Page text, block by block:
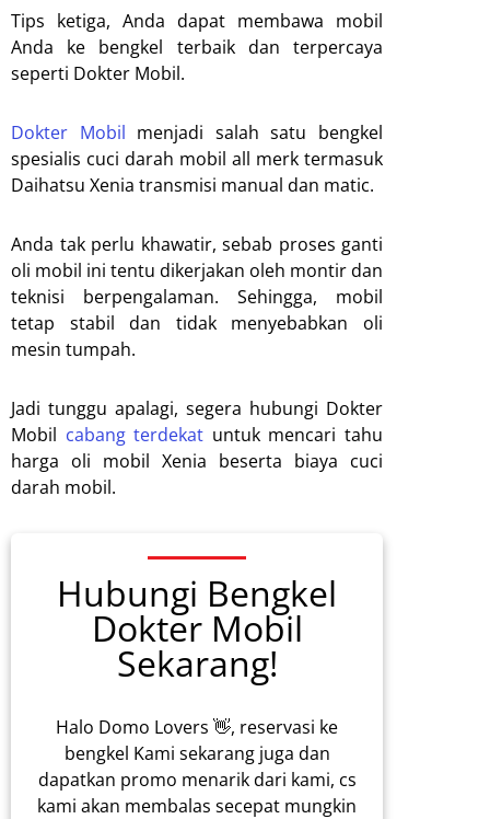
Tips ketiga, Anda dapat membawa mobil
Anda ke bengkel terbaik dan terpercaya
seperti Dokter Mobil.
Dokter Mobil menjadi salah satu bengkel
spesialis cuci darah mobil all merk termasuk
Daihatsu Xenia transmisi manual dan matic.
Anda tak perlu khawatir, sebab proses ganti
oli mobil ini tentu dikerjakan oleh montir dan
teknisi berpengalaman. Sehingga, mobil
tetap stabil dan tidak menyebabkan oli
mesin tumpah.
Jadi tunggu apalagi, segera hubungi Dokter
Mobil cabang terdekat untuk mencari tahu
harga oli mobil Xenia beserta biaya cuci
darah mobil.
Hubungi Bengkel
Dokter Mobil
Sekarang!
Halo Domo Lovers 👋, reservasi ke
bengkel Kami sekarang juga dan
dapatkan promo menarik dari kami, cs
kami akan membalas secepat mungkin